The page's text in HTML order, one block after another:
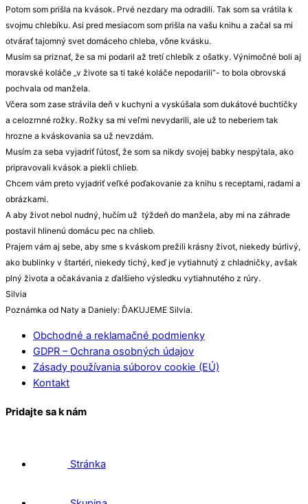
Potom som prišla na kvások. Prvé nezdary ma odradili. Tak som sa vrátila k
svojmu chlebíku. Asi pred mesiacom som prišla na vašu knihu a začal sa mi
otvárať tajomný svet domáceho chleba, vône kvásku.
Musím sa priznať, že sa mi podaril až tretí chlebík z ošatky. Výnimočné boli aj
moravské koláče „v živote sa ti také koláče nepodarili“- to bola obrovská
pochvala od manžela.
Včera som zase strávila deň v kuchyni a vyskúšala som dukátové buchtičky
a celozrnné rožky. Rožky sa mi veľmi nevydarili, ale už to neberiem tak
hrozne a kváskovania sa už nevzdám.
Musím za seba vyjadriť ľútosť, že som sa nikdy svojej babky nespýtala, ako
pripravovali kvások a piekli chlieb.
Chcem vám preto vyjadriť veľké poďakovanie za knihu s receptami, radami a
obrázkami.
A aby život nebol nudný, hučím už týždeň do manžela, aby mi na záhrade
postavil hlinenú domácu pec na chlieb.
Prajem vám aj sebe, aby sme s kváskom prežili krásny život, niekedy búrlivý,
ako bublinky v štartéri, niekedy tichý, keď je vytiahnutý z chladničky, avšak
plný života a očakávania z ďalšieho výsledku vytiahnutého z rúry.
Silvia
Poznámka od Naty a Daniely: ĎAKUJEME Silvia.
Obchodné a reklamačné podmienky
GDPR – Ochrana osobných údajov
Zásady používania súborov cookie (EÚ)
Kontakt
Pridajte sa k nám
Stránka